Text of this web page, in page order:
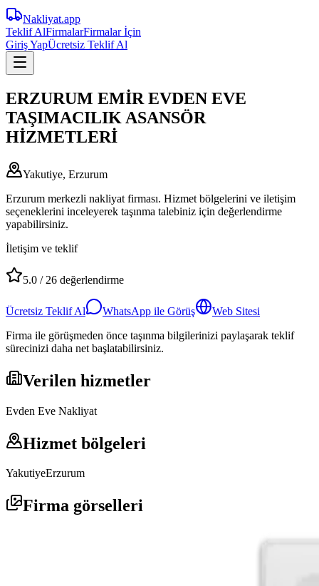
Nakliyat.app
Teklif AlFirmalarFirmalar İçin
Giriş YapÜcretsiz Teklif Al
ERZURUM EMİR EVDEN EVE
TAŞIMACILIK ASANSÖR
HİZMETLERİ
Yakutiye, Erzurum
Erzurum merkezli nakliyat firması. Hizmet bölgelerini ve iletişim
seçeneklerini inceleyerek taşınma talebiniz için değerlendirme
yapabilirsiniz.
İletişim ve teklif
5.0 / 26 değerlendirme
Ücretsiz Teklif Al WhatsApp ile Görüş
Web Sitesi
Firma ile görüşmeden önce taşınma bilgilerinizi paylaşarak teklif
sürecinizi daha net başlatabilirsiniz.
Verilen hizmetler
Evden Eve Nakliyat
Hizmet bölgeleri
YakutiyeErzurum
Firma görselleri